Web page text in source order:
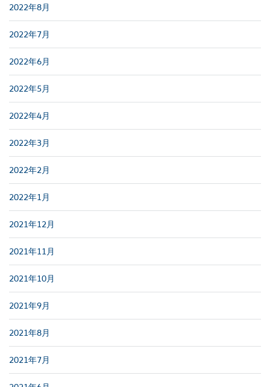
2022年8月
2022年7月
2022年6月
2022年5月
2022年4月
2022年3月
2022年2月
2022年1月
2021年12月
2021年11月
2021年10月
2021年9月
2021年8月
2021年7月